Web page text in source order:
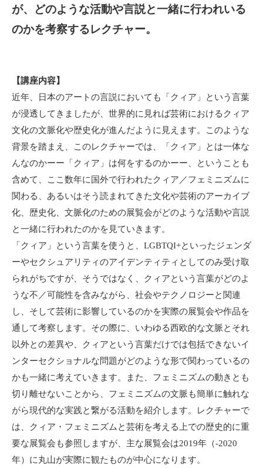
が、どのような活動や言説と一緒に行われいる
のかを考察するレクチャー。
【講座内容】
近年、日本のアートの言説においても「クィア」という言葉
が浸透してきましたが、世界的に見れば芸術におけるクィア
文化の文脈化や歴史化が進んだように見えます。このような
背景を踏まえ、このレクチャーでは、「クィア」とは一体な
んなのかーー「クィア」は何をするのかーー、ということも
含めて、ここ数年に国外で行われたクィア／フェミニズムに
関わる、あるいはそう読まれてきた文化や芸術のアーカイブ
化、歴史化、文脈化のための展覧会がどのような活動や言説
と一緒に行われたのかを見ていきます。
「クィア」という言葉を使うと、LGBTQI+といったジェンダ
ーやセクシュアリティのアイデンティティとしてのみ受け取
られがちですが、そうではなく、クィアという言葉がどのよ
うな不／可能性を含みながら、社会やテクノロジーと関連
し、そして芸術に影響しているのかを実際の展覧会や作品を
通して考察します。その際に、いわゆる西欧的な文脈とそれ
以外との差異や、クィアという言葉だけでは包括できないイ
ンターセクショナルな問題がどのような形で関わっているの
かも一緒に考えていきます。また、フェミニズムの動きとも
切り離せないことから、フェミニズムの文脈も簡単に触れな
がら現代的な実践と繋がる活動を紹介します。レクチャーで
は、クィア・フェミニズムと芸術を考える上での歴史的に重
要な展覧会も参照しますが、主な展覧会は2019年（-2020
年）に丸山が実際に観たものが中心になります。